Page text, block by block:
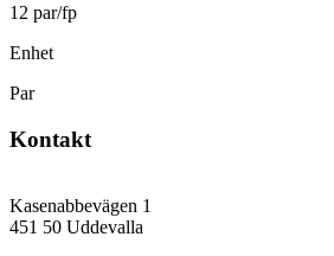
12 par/fp
Enhet
Par
Kontakt
Kasenabbevägen 1
451 50 Uddevalla